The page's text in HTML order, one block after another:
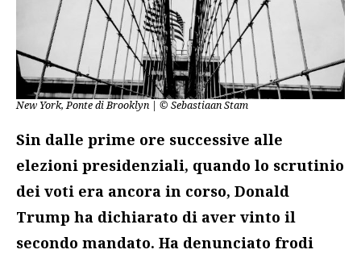
New York, Ponte di Brooklyn | © Sebastiaan Stam
Sin dalle prime ore successive alle
elezioni presidenziali, quando lo scrutinio
dei voti era ancora in corso, Donald
Trump ha dichiarato di aver vinto il
secondo mandato. Ha denunciato frodi